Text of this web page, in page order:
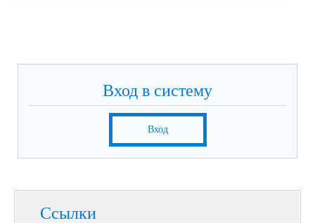
Вход в систему
Вход
Ссылки